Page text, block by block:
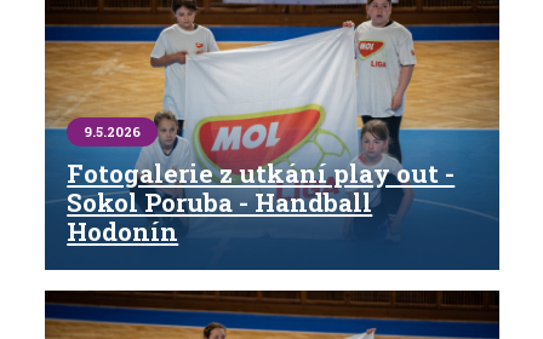
9.5.2026
Fotogalerie z utkání play out -
Sokol Poruba - Handball
Hodonín